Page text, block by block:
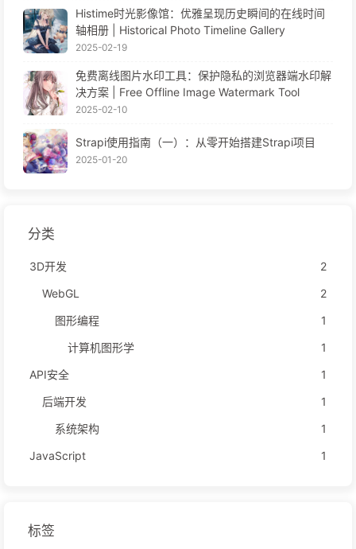
Histime时光影像馆：优雅呈现历史瞬间的在线时间
轴相册 | Historical Photo Timeline Gallery
2025-02-19
免费离线图片水印工具：保护隐私的浏览器端水印解
决方案 | Free Offline Image Watermark Tool
2025-02-10
Strapi使用指南（一）：从零开始搭建Strapi项目
2025-01-20
分类
3D开发
2
WebGL
2
图形编程
1
计算机图形学
1
API安全
1
后端开发
1
系统架构
1
JavaScript
1
标签